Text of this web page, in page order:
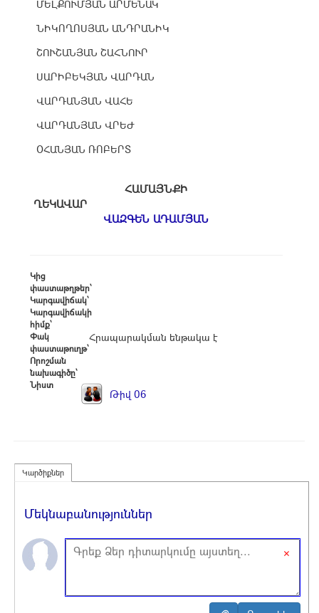
ՄԵԼՔՈՒՄՅԱՆ ԱՐՄԵՆԱԿ
ՆԻԿՈՂՈՍՅԱՆ ԱՆԴՐԱՆԻԿ
ՇՈՒՇԱՆՅԱՆ ՇԱՀՆՈՒՐ
ՍԱՐԻԲԵԿՅԱՆ ՎԱՐԴԱՆ
ՎԱՐԴԱՆՅԱՆ ՎԱՀԵ
ՎԱՐԴԱՆՅԱՆ ՎՐԵԺ
ՕՀԱՆՅԱՆ ՌՈԲԵՐՏ
ՀԱՄԱՅՆՔԻ
ՂԵԿԱՎԱՐ
ՎԱԶԳԵՆ ԱԴԱՄՅԱՆ
Կից
փաստաթղթեր՝
Կարգավիճակ՝
Կարգավիճակի
հիմք՝
Փակ
փաստաթուղթ՝
Հրապարակման ենթակա է
Որոշման
նախագիծը՝
Նիստ
Թիվ 06
Կարծիքներ
Մեկնաբանություններ
×